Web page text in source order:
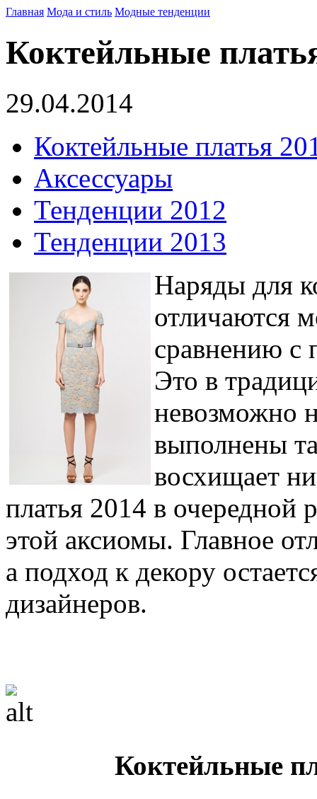
Главная Мода и стиль Модные тенденции
Коктейльные
29.04.2014
Коктейльные платья
Аксессуары
Тенденции 2012
Тенденции 2013
Наряды для
отличаются
сравнению с
Это в
невозможно
выполнены
восхищает
платья 2014 в очередной
этой аксиомы. Главное
а подход к декору
дизайнеров.
Коктейльные